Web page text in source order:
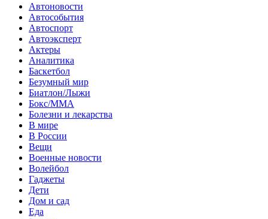
Автоновости
Автособытия
Автоспорт
Автоэксперт
Актеры
Аналитика
Баскетбол
Безумный мир
Биатлон/Лыжи
Бокс/MMA
Болезни и лекарства
В мире
В России
Вещи
Военные новости
Волейбол
Гаджеты
Дети
Дом и сад
Еда